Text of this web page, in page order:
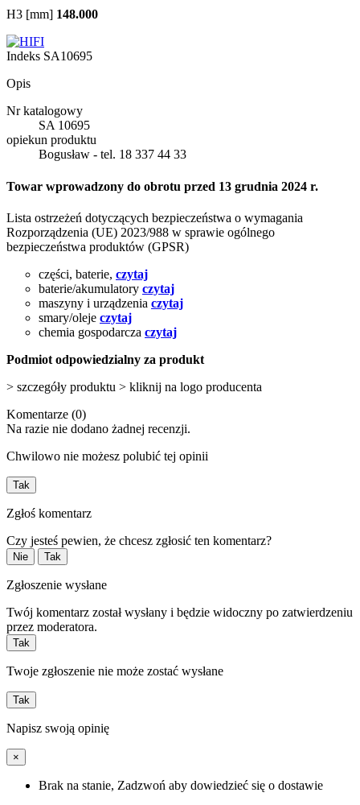
H3 [mm] 148.000
Indeks SA10695
Opis
Nr katalogowy
SA 10695
opiekun produktu
Bogusław - tel. 18 337 44 33
Towar wprowadzony do obrotu przed 13 grudnia 2024 r.
Lista ostrzeżeń dotyczących bezpieczeństwa o wymagania
Rozporządzenia (UE) 2023/988 w sprawie ogólnego
bezpieczeństwa produktów (GPSR)
części, baterie, czytaj
baterie/akumulatory czytaj
maszyny i urządzenia czytaj
smary/oleje czytaj
chemia gospodarcza czytaj
Podmiot odpowiedzialny za produkt
> szczegóły produktu > kliknij na logo producenta
Komentarze (0)
Na razie nie dodano żadnej recenzji.
Chwilowo nie możesz polubić tej opinii
Tak
Zgłoś komentarz
Czy jesteś pewien, że chcesz zgłosić ten komentarz?
Nie Tak
Zgłoszenie wysłane
Twój komentarz został wysłany i będzie widoczny po zatwierdzeniu
przez moderatora.
Tak
Twoje zgłoszenie nie może zostać wysłane
Tak
Napisz swoją opinię
×
Brak na stanie, Zadzwoń aby dowiedzieć się o dostawie